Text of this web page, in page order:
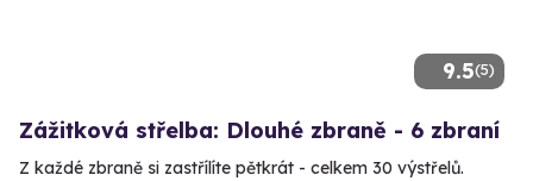
9.5(5)
Zážitková střelba: Dlouhé zbraně - 6 zbraní
Z každé zbraně si zastřílíte pětkrát - celkem 30 výstřelů.